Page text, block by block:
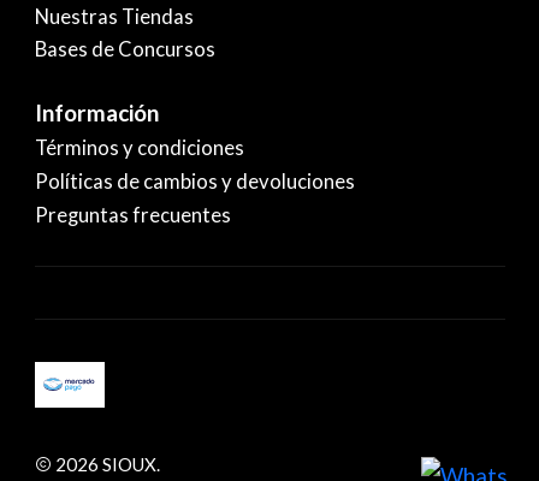
Nuestras Tiendas
Bases de Concursos
Información
Términos y condiciones
Políticas de cambios y devoluciones
Preguntas frecuentes
2026 SIOUX.